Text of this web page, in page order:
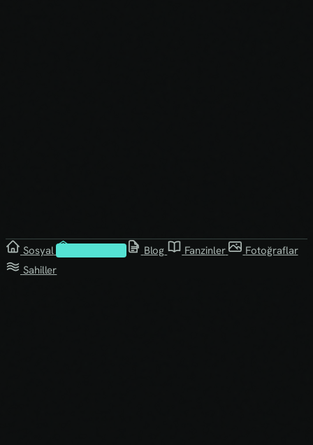
Sosyal Blog Fanzinler
Fotoğraflar
Sahiller